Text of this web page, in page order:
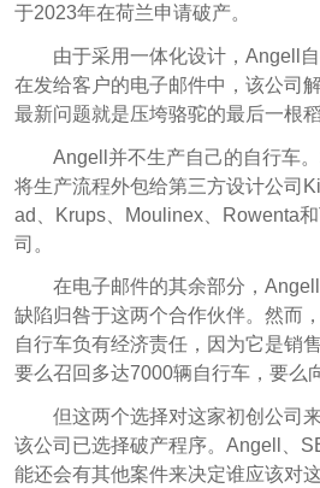
于2023年在荷兰申请破产。
由于采用一体化设计，Angell
在发给客户的电子邮件中，该公司
最新问题就是压垮骆驼的最后一根稻
Angell并不生产自己的自行车
将生产流程外包给第三方设计公司
ad、Krups、Moulinex、Rowenta
司。
在电子邮件的其余部分，
缺陷归咎于这两个合作伙伴。然而
自行车负有经济责任，因为它是销
要么召回多达7000辆自行车，要么
但这两个选择对这家初创公司
该公司已选择破产程序。Angell、
能还会有其他案件来决定谁应该对